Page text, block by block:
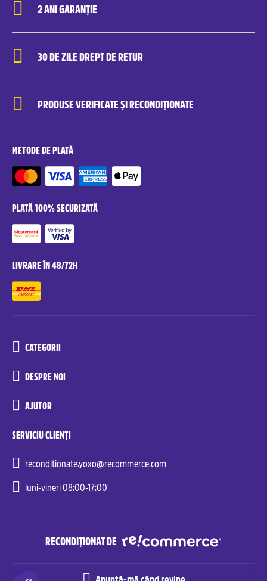
2 ANI GARANȚIE
30 DE ZILE DREPT DE RETUR
PRODUSE VERIFICATE ȘI RECONDIȚIONATE
METODE DE PLATĂ
PLATĂ 100% SECURIZATĂ
LIVRARE ÎN 48/72H
CATEGORII
DESPRE NOI
AJUTOR
SERVICIU CLIENȚI
reconditionate.yoxo@recommerce.com
luni-vineri 08:00-17:00
RECONDIȚIONAT DE